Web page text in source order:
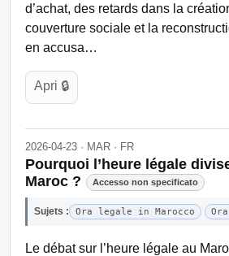
d’achat, des retards dans la
couverture sociale et la
en accusa…
Apri 🔒
2026-04-23 · MAR · FR
Pourquoi l’heure légale
Maroc ?
Accesso non specificato
Sujets : Ora legale in Marocco
Le débat sur l’heure légale au